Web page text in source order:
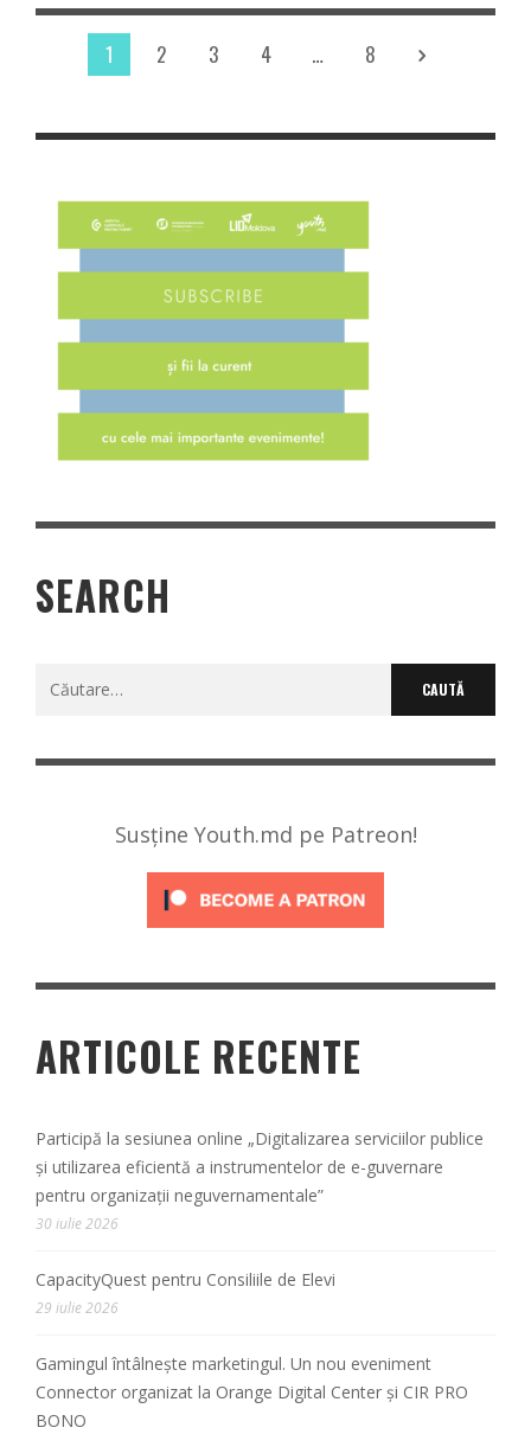
1 2 3 4 … 8
SEARCH
Caută
Susține Youth.md pe Patreon!
ARTICOLE RECENTE
Participă la sesiunea online „Digitalizarea serviciilor publice
și utilizarea eficientă a instrumentelor de e-guvernare
pentru organizații neguvernamentale”
30 iulie 2026
CapacityQuest pentru Consiliile de Elevi
29 iulie 2026
Gamingul întâlnește marketingul. Un nou eveniment
Connector organizat la Orange Digital Center și CIR PRO
BONO